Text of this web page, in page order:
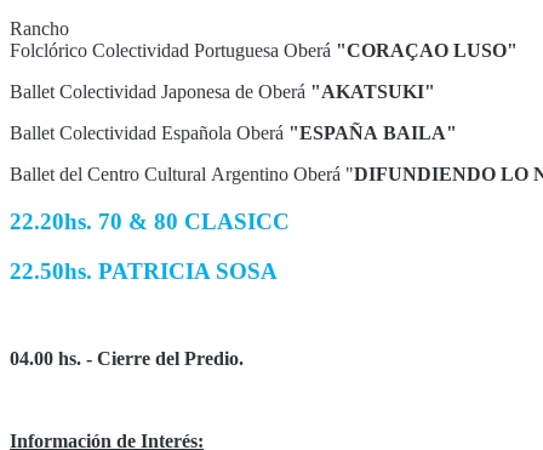
Rancho
Folclórico Colectividad Portuguesa Oberá "CORAÇAO LUSO"
Ballet Colectividad Japonesa de Oberá "AKATSUKI"
Ballet Colectividad Española Oberá "ESPAÑA BAILA"
Ballet del Centro Cultural Argentino Oberá "DIFUNDIENDO LO
22.20hs. 70 & 80 CLASICC
22.50hs. PATRICIA SOSA
04.00 hs. - Cierre del Predio.
Información de Interés: